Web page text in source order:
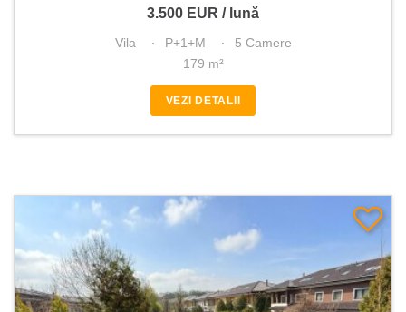
3.500 EUR / lună
Vila P+1+M
5 Camere
179 m²
VEZI DETALII